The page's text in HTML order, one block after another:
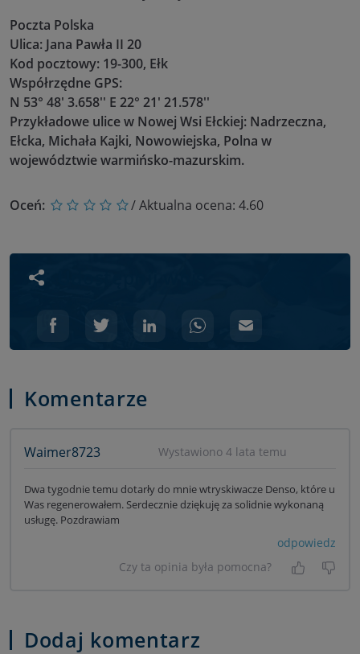
Poczta Polska
Ulica: Jana Pawła II 20
Kod pocztowy: 19-300, Ełk
Współrzędne GPS:
N 53° 48' 3.658'' E 22° 21' 21.578''
Przykładowe ulice w Nowej Wsi Ełckiej: Nadrzeczna,
Ełcka, Michała Kajki, Nowowiejska, Polna w
województwie warmińsko-mazurskim.
Oceń: / Aktualna ocena: 4.60
Komentarze
Waimer8723 Wystawiono 4 lata temu
Dwa tygodnie temu dotarły do mnie wtryskiwacze Denso, które u
Was regenerowałem. Serdecznie dziękuję za solidnie wykonaną
usługę. Pozdrawiam
odpowiedz
Czy ta opinia była pomocna?
Tak, była
Nie
Dodaj komentarz